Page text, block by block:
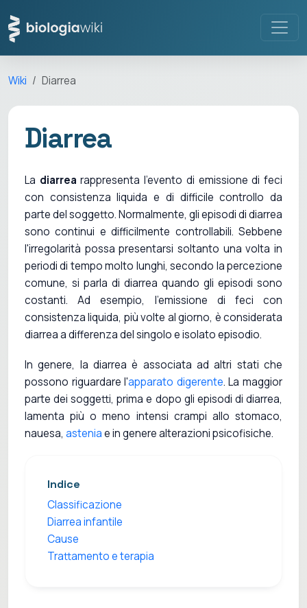
Wiki Diarrea
Diarrea
La diarrea rappresenta l'evento di emissione di feci
con consistenza liquida e di difficile controllo da
parte del soggetto. Normalmente, gli episodi di diarrea
sono continui e difficilmente controllabili. Sebbene
l'irregolarità possa presentarsi soltanto una volta in
periodi di tempo molto lunghi, secondo la percezione
comune, si parla di diarrea quando gli episodi sono
costanti. Ad esempio, l'emissione di feci con
consistenza liquida, più volte al giorno, è considerata
diarrea a differenza del singolo e isolato episodio.
In genere, la diarrea è associata ad altri stati che
possono riguardare l'apparato digerente. La maggior
parte dei soggetti, prima e dopo gli episodi di diarrea,
lamenta più o meno intensi crampi allo stomaco,
nauesa, asteniae in genere alterazioni psicofisiche.
Indice
Classificazione
Diarrea infantile
Cause
Trattamento e terapia